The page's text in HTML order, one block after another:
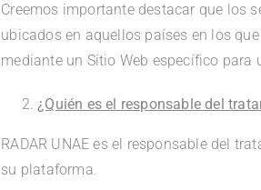
Creemos importante destacar que los
ubicados en aquellos países en los
mediante un Sitio Web específico para
¿Quién es el responsable del
RADAR UNAE es el responsable del
su plataforma.